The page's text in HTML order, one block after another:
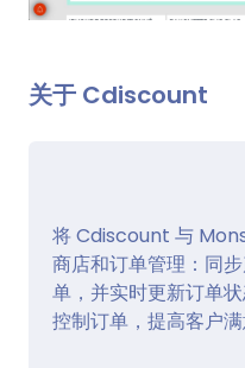
关于 Cdiscount
将 Cdiscount 与
商店和订单管理：同
单，并实时更新订单
控制订单，提高客户满